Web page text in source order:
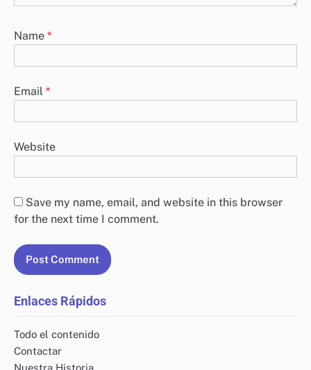
Name *
Email *
Website
Save my name, email, and website in this browser
for the next time I comment.
Enlaces Rápidos
Todo el contenido
Contactar